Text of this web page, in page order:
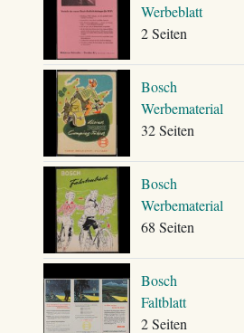
Werbeblatt
2 Seiten
Bosch
Werbematerial
32 Seiten
Bosch
Werbematerial
68 Seiten
Bosch
Faltblatt
2 Seiten